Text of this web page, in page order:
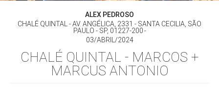
ALEX PEDROSO
CHALÉ QUINTAL - AV. ANGÉLICA, 2331 - SANTA CECILIA, SÃO
PAULO - SP, 01227-200
03/ABRIL/2024
CHALÉ QUINTAL - MARCOS +
MARCUS ANTONIO